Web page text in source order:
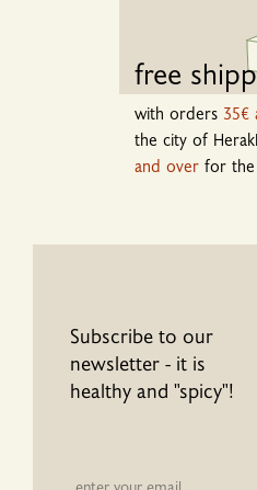
free
with orders 35€
the city of
and over for
Subscribe to our
newsletter - it is
healthy and "spicy"!
Newsletter email input field